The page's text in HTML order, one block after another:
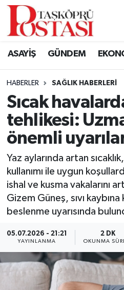
ASAYİŞ GÜNDEM
HABERLER SAĞLIK HABERLERI
Sıcak
tehlikesi:
önemli
Yaz aylarında artan
kullanımı ile uygun
ishal ve kusma vakalarını
Gizem Güneş, sıvı
beslenme uyarısında
05.07.2026 - 21:21
YAYINLANMA
2 DK
OKUNMA
Kastamonu Vefat
Araç Haberleri
Azdavay Haberleri
Bozkurt Haberleri
Çatalzeytin Haberleri
Devrekani Haberleri